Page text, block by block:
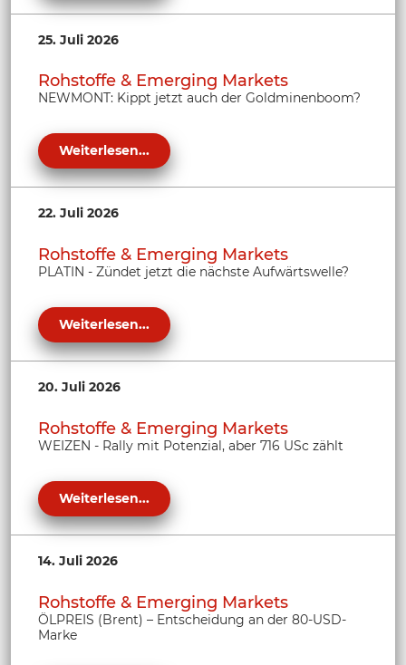
25. Juli 2026
Rohstoffe & Emerging Markets
NEWMONT: Kippt jetzt auch der Goldminenboom?
Weiterlesen...
22. Juli 2026
Rohstoffe & Emerging Markets
PLATIN - Zündet jetzt die nächste Aufwärtswelle?
Weiterlesen...
20. Juli 2026
Rohstoffe & Emerging Markets
WEIZEN - Rally mit Potenzial, aber 716 USc zählt
Weiterlesen...
14. Juli 2026
Rohstoffe & Emerging Markets
ÖLPREIS (Brent) – Entscheidung an der 80-USD-
Marke